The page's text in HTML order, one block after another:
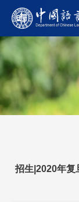
招生|2020年复